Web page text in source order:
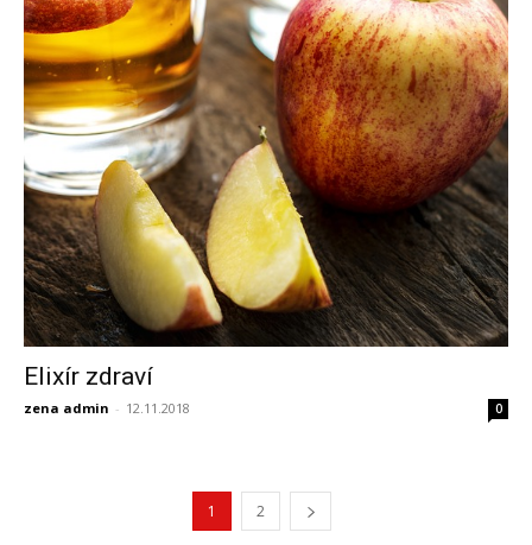
Elixír zdraví
zena admin - 12.11.2018 0
1 2